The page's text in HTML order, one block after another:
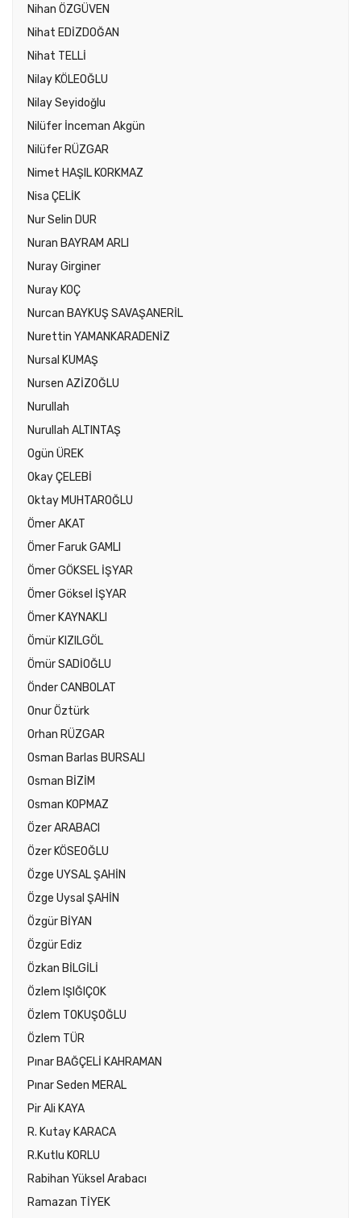
Nihan ÖZGÜVEN
Nihat EDİZDOĞAN
Nihat TELLİ
Nilay KÖLEOĞLU
Nilay Seyidoğlu
Nilüfer İnceman Akgün
Nilüfer RÜZGAR
Nimet HAŞIL KORKMAZ
Nisa ÇELİK
Nur Selin DUR
Nuran BAYRAM ARLI
Nuray Girginer
Nuray KOÇ
Nurcan BAYKUŞ SAVAŞANERİL
Nurettin YAMANKARADENİZ
Nursal KUMAŞ
Nursen AZİZOĞLU
Nurullah
Nurullah ALTINTAŞ
Ogün ÜREK
Okay ÇELEBİ
Oktay MUHTAROĞLU
Ömer AKAT
Ömer Faruk GAMLI
Ömer GÖKSEL İŞYAR
Ömer Göksel İŞYAR
Ömer KAYNAKLI
Ömür KIZILGÖL
Ömür SADİOĞLU
Önder CANBOLAT
Onur Öztürk
Orhan RÜZGAR
Osman Barlas BURSALI
Osman BİZİM
Osman KOPMAZ
Özer ARABACI
Özer KÖSEOĞLU
Özge UYSAL ŞAHİN
Özge Uysal ŞAHİN
Özgür BİYAN
Özgür Ediz
Özkan BİLGİLİ
Özlem IŞIĞIÇOK
Özlem TOKUŞOĞLU
Özlem TÜR
Pınar BAĞÇELİ KAHRAMAN
Pınar Seden MERAL
Pir Ali KAYA
R. Kutay KARACA
R.Kutlu KORLU
Rabihan Yüksel Arabacı
Ramazan TİYEK